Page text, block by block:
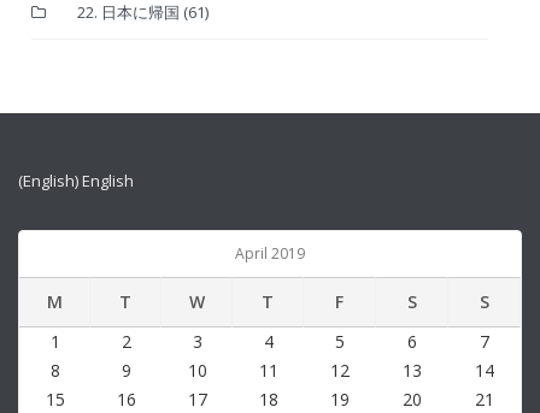
22. 日本に帰国 (61)
(English) English
April 2019
M T W T F S S
1 2 3 4 5 6
7
8
9 10 11 12 13
14
15
16 17 18 19 20
21